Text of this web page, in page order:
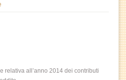
relativa all’anno 2014 dei contributi